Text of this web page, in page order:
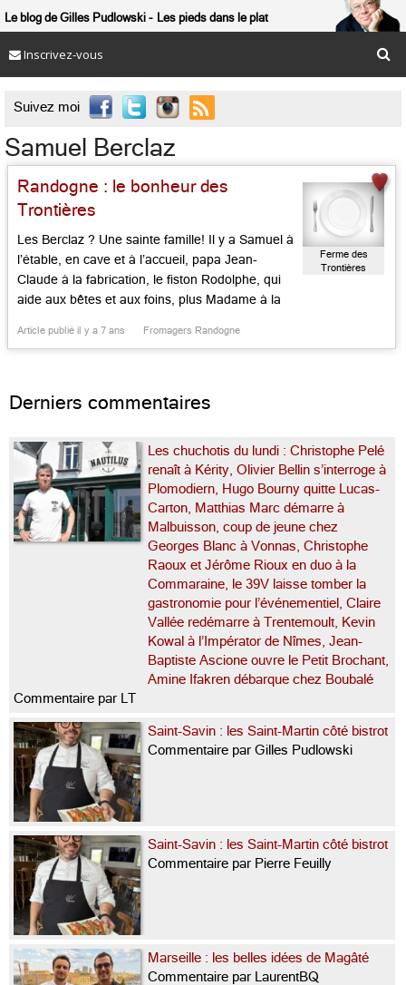
Le blog de Gilles Pudlowski Les pieds dans le plat
Inscrivez-vous
Suivez moi 
Samuel Berclaz
Randogne : le bonheur des
Trontières
Les Berclaz ? Une sainte famille! Il y a Samuel à
l’étable, en cave et à l’accueil, papa Jean-
Claude à la fabrication, le fiston Rodolphe, qui
aide aux bêtes et aux foins, plus Madame à la
mais un distributeur automatique permet de se
Article publié il y a 7 ans Fromagers Randogne
Ferme des
Trontières
Derniers commentaires
Les chuchotis du lundi : Christophe Pelé
renaît à Kérity, Olivier Bellin s’interroge à
Plomodiern, Hugo Bourny quitte Lucas-
Carton, Matthias Marc démarre à
Malbuisson, coup de jeune chez
Georges Blanc à Vonnas, Christophe
Raoux et Jérôme Rioux en duo à la
Commaraine, le 39V laisse tomber la
gastronomie pour l’événementiel, Claire
Vallée redémarre à Trentemoult, Kevin
Kowal à l’Impérator de Nîmes, Jean-
Baptiste Ascione ouvre le Petit Brochant,
Amine Ifakren débarque chez Boubalé
Commentaire par LT
Saint-Savin : les Saint-Martin côté bistrot
Commentaire par Gilles Pudlowski
Saint-Savin : les Saint-Martin côté bistrot
Commentaire par Pierre Feuilly
Marseille : les belles idées de Magâté
Commentaire par LaurentBQ